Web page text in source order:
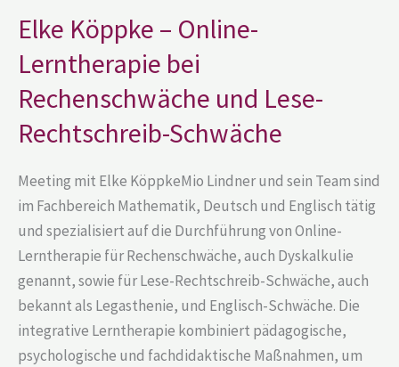
Elke Köppke – Online-
Lerntherapie bei
Rechenschwäche und Lese-
Rechtschreib-Schwäche
Meeting mit Elke KöppkeMio Lindner und sein Team sind
im Fachbereich Mathematik, Deutsch und Englisch tätig
und spezialisiert auf die Durchführung von Online-
Lerntherapie für Rechenschwäche, auch Dyskalkulie
genannt, sowie für Lese-Rechtschreib-Schwäche, auch
bekannt als Legasthenie, und Englisch-Schwäche. Die
integrative Lerntherapie kombiniert pädagogische,
psychologische und fachdidaktische Maßnahmen, um
Online-
Lerntherapie
bei
Rechenschwäche
und
Lese-
Rechtschreib-
Schwäche